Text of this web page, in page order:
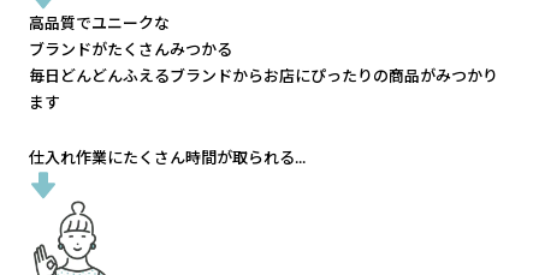
高品質でユニークな
ブランドがたくさんみつかる
毎日どんどんふえるブランドからお店にぴったりの商品がみつかり
ます
仕入れ作業にたくさん時間が取られる...